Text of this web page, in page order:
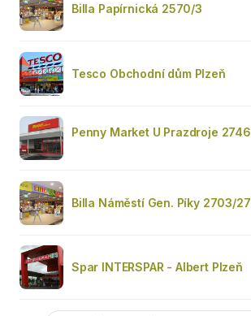
Billa Papírnická 2570/3
Tesco Obchodní dům Plzeň
Penny Market U Prazdroje 2746
Billa Náměstí Gen. Píky 2703/27
Spar INTERSPAR - Albert Plzeň